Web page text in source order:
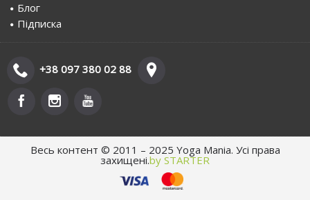
Блог
Пiдписка
+38 097 380 02 88
Весь контент © 2011 – 2025 Yoga Mania. Усі права
захищені.by STARTER